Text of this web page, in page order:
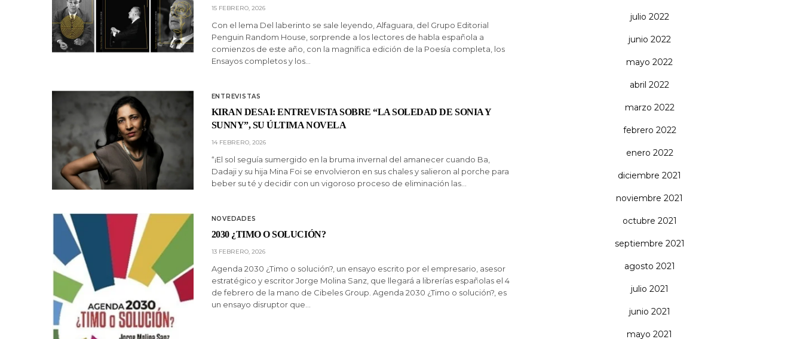
15 FEBRERO, 2026
Con el lema Del laberinto se sale leyendo, Alfaguara, del Grupo Editorial
Penguin Random House, sorprende a los lectores de habla española a
comienzos de este año, con la magnífica edición de la Poesía completa, los
Ensayos completos y los…
ENTREVISTAS
KIRAN DESAI: ENTREVISTA SOBRE “LA SOLEDAD DE SONIA Y
SUNNY”, SU ÚLTIMA NOVELA
14 FEBRERO, 2026
“¡El sol seguía sumergido en la bruma invernal del amanecer cuando Ba,
Dadaji y su hija Mina Foi se envolvieron en sus chales y salieron al porche para
beber su té y decidir con un vigoroso proceso de eliminación las…
NOVEDADES
2030 ¿TIMO O SOLUCIÓN?
13 FEBRERO, 2026
Agenda 2030 ¿Timo o solución?, un ensayo escrito por el empresario, asesor
estratégico y escritor Jorge Molina Sanz, que llegará a librerías españolas el 4
de febrero de la mano de Cibeles Group. Agenda 2030 ¿Timo o solución?, es
un ensayo disruptor que…
julio 2022
junio 2022
mayo 2022
abril 2022
marzo 2022
febrero 2022
enero 2022
diciembre 2021
noviembre 2021
octubre 2021
septiembre 2021
agosto 2021
julio 2021
junio 2021
mayo 2021